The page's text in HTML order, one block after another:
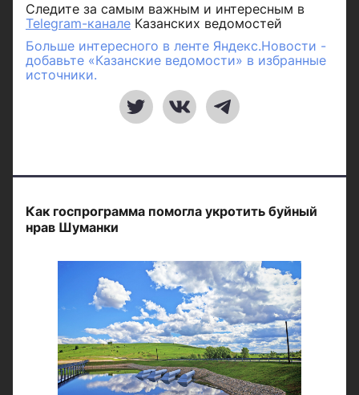
Следите за самым важным и интересным в
Telegram-канале Казанских ведомостей
Больше интересного в ленте Яндекс.Новости -
добавьте «Казанские ведомости» в избранные
источники.
Как госпрограмма помогла укротить буйный
нрав Шуманки